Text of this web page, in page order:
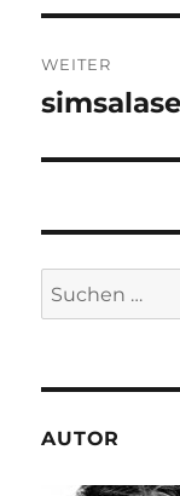
WEITER
Nächster
Suchen
nach:
AUTOR